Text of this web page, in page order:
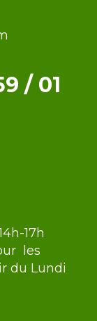
/ 01
17h
les
du Lundi